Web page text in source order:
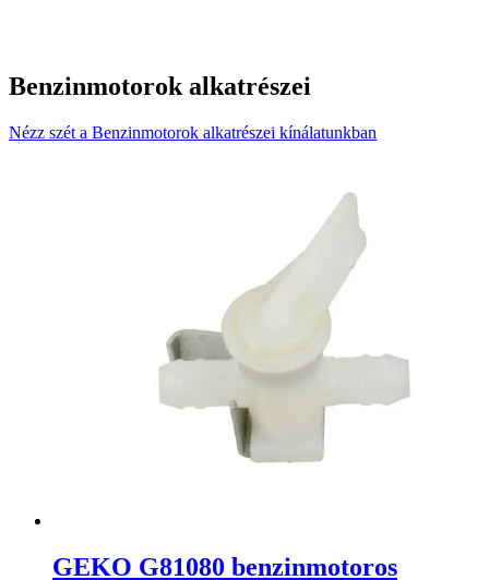
Benzinmotorok alkatrészei
Nézz szét a Benzinmotorok alkatrészei kínálatunkban
GEKO G81080 benzinmotoros